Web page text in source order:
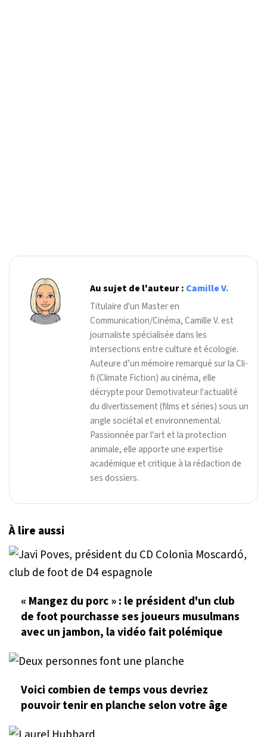
Au sujet de l'auteur : Camille V.
Titulaire d'un Master en
Communication/Cinéma, Camille V. est
journaliste spécialisée dans les
intersections entre culture et écologie.
Auteure d’un mémoire remarqué sur la Cli-
fi (Climate Fiction) au cinéma, elle
décrypte pour Demotivateur l'actualité
du divertissement (films et séries) sous un
angle sociétal et environnemental.
Passionnée par l'art et la protection
animale, elle apporte une expertise
académique et critique à la rédaction de
ses dossiers.
À lire aussi
« Mangez du porc » : le président d'un club
de foot pourchasse ses joueurs musulmans
avec un jambon, la vidéo fait polémique
Voici combien de temps vous devriez
pouvoir tenir en planche selon votre âge